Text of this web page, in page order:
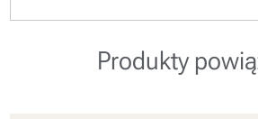
Produkty